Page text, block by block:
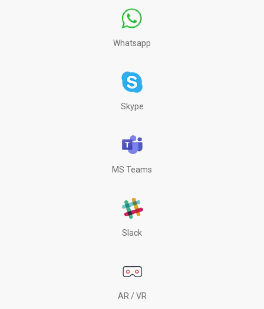
Whatsapp
Skype
MS Teams
Slack
AR / VR